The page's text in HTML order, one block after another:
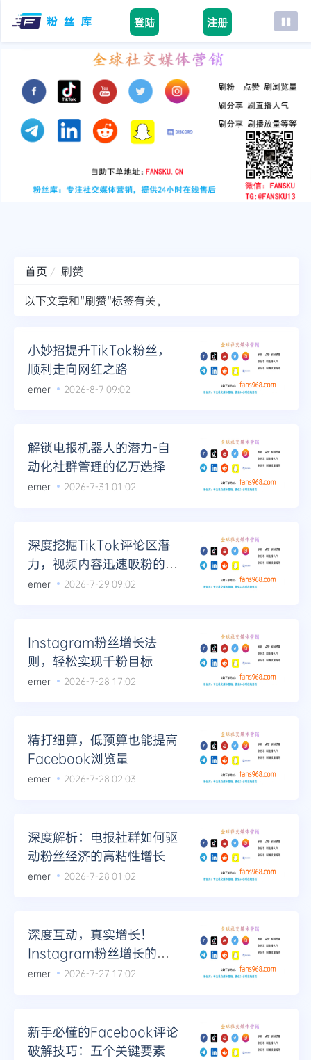
登陆 注册
首页
tiktok
youtube
instagram
首页
刷赞
以下文章和"刷赞"标签有关。
小妙招提升TikTok粉丝，
顺利走向网红之路
emer 2026-8-7 09:02
解锁电报机器人的潜力-自
动化社群管理的亿万选择
emer 2026-7-31 01:02
深度挖掘TikTok评论区潜
力，视频内容迅速吸粉的秘
诀
emer 2026-7-29 09:02
Instagram粉丝增长法
则，轻松实现千粉目标
emer 2026-7-28 17:02
精打细算，低预算也能提高
Facebook浏览量
emer 2026-7-28 02:03
深度解析：电报社群如何驱
动粉丝经济的高粘性增长
emer 2026-7-28 01:02
深度互动，真实增长！
Instagram粉丝增长的策
略与实践
emer 2026-7-27 17:02
新手必懂的Facebook评论
破解技巧：五个关键要素